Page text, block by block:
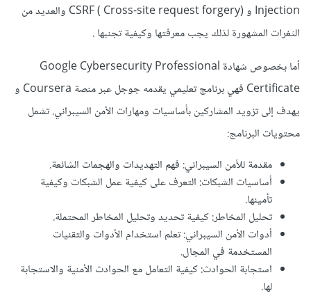
Injection و CSRF ( Cross-site request forgery) والعديد من
الثغرات المشهورة لذلك يجب معرفتها وكيفية تجنبها .
أما بخصوص شهادة Google Cybersecurity Professional
Certificate فهي برنامج تعليمي يقدمه جوجل عبر منصة Coursera و
يهدف إلى تزويد المشاركين بأساسيات ومهارات الأمن السيبراني. تشمل
محتويات البرنامج:
مقدمة للأمن السيبراني: فهم التهديدات والهجمات الشائعة.
أساسيات الشبكات: التعرف على كيفية عمل الشبكات وكيفية
تأمينها.
تحليل المخاطر: كيفية تحديد وتحليل المخاطر المحتملة.
أدوات الأمن السيبراني: تعلم استخدام الأدوات والتقنيات
المستخدمة في المجال.
استجابة الحوادث: كيفية التعامل مع الحوادث الأمنية والاستجابة
لها.